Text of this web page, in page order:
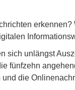
sich unlängst
fünfzehn
die